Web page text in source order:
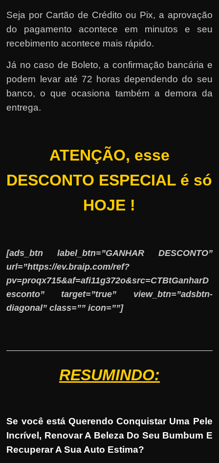
Seja por Cartão de Crédito ou Pix, a aprovação
do pagamento acontece em minutos e seu
recebimento acontece mais rápido.
Já no caso de Boleto, a confirmação bancária e
podem levar até 72 horas dependendo do seu
banco, o que ocasiona também a demora da
entrega.
ATENÇÃO, esse
DESCONTO ESPECIAL é só
HOJE !
[ads_btn label_btn=”GANHAR DESCONTO”
url=”https://ev.braip.com/ref?
pv=proqx715&af=afi11g372o&src=CTBtGanharD
esconto” target=”true” view_btn=”adsbtn-
diagonal” class=”” icon=””]
RESUMINDO:
Se você está Querendo Conquistar Uma Pele
Incrível, Renovar A Beleza Do Seu Bumbum E
Recuperar A Sua Auto Estima?